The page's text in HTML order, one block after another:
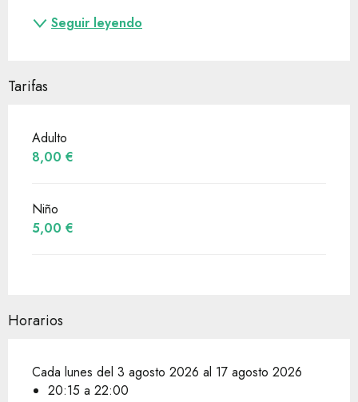
Seguir leyendo
Tarifas
Adulto
8,00 €
Niño
5,00 €
Horarios
Cada lunes del 3 agosto 2026 al 17 agosto 2026
20:15 a 22:00